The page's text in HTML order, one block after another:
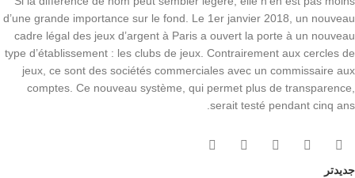
d’une grande importance sur le fond. Le 1er janvier 2018, un nouveau
cadre légal des jeux d’argent à Paris a ouvert la porte à un nouveau
type d’établissement : les clubs de jeux. Contrairement aux cercles de
jeux, ce sont des sociétés commerciales avec un commissaire aux
comptes. Ce nouveau système, qui permet plus de transparence,
serait testé pendant cinq ans.
جدیدتر